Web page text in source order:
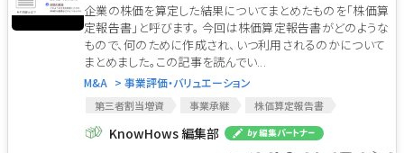
企業の株価を算定した結果についてまとめたものを「株価算
定報告書」と呼びます。 今回は株価算定報告書がどのような
もので、何のために作成され、いつ利用されるのかについて
まとめました。この記事を読んでい...
M&A > 事業評価・バリュエーション
第三者割当増資 事業承継
株価算定報告書
株価
ストックオプション
第三者割当増資
株価算定報告書 株価
M&A
KnowHows 編集部